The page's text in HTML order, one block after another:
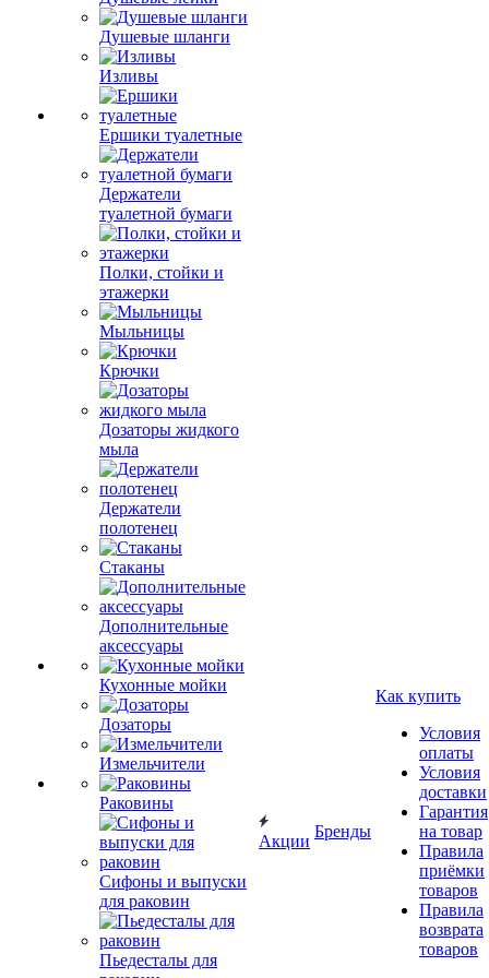
Душевые шланги
Изливы
Ершики туалетные
Держатели
туалетной бумаги
Полки, стойки и
этажерки
Мыльницы
Крючки
Дозаторы жидкого
мыла
Держатели
полотенец
Стаканы
Дополнительные
аксессуары
Кухонные мойки
Дозаторы
Измельчители
Раковины
Сифоны и выпуски
для раковин
Пьедесталы для
Акции
Бренды
Как купить
Условия
оплаты
Условия
доставки
Гарантия
на товар
Правила
приёмки
товаров
Правила
возврата
товаров